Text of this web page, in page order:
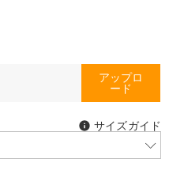
アップロ
ード
サイズガイド